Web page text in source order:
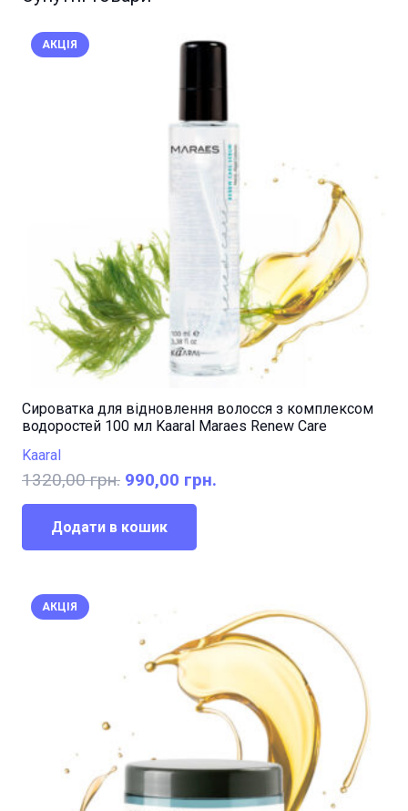
АКЦІЯ
Сироватка для відновлення волосся з комплексом
водоростей 100 мл Kaaral Maraes Renew Care
Kaaral
1320,00грн. Оригінальна
ціна:
1320,00 грн..
990,00 грн.
Додати в кошик
АКЦІЯ